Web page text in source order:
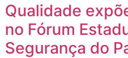
Qualidade
no Fórum
Segurança do